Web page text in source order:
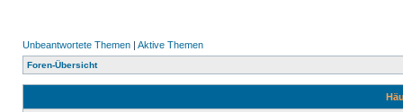
Unbeantwortete Themen | Aktive Themen
Foren-Übersicht